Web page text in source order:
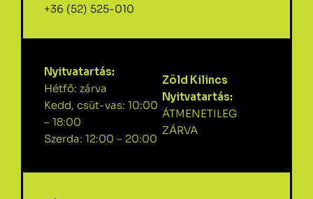
+36 (52) 525-010
Nyitvatartás:
Hétfő: zárva
Kedd, csüt-vas: 10:00
– 18:00
Szerda: 12:00 – 20:00
Zöld Kilincs
Nyitvatartás:
ÁTMENETILEG
ZÁRVA